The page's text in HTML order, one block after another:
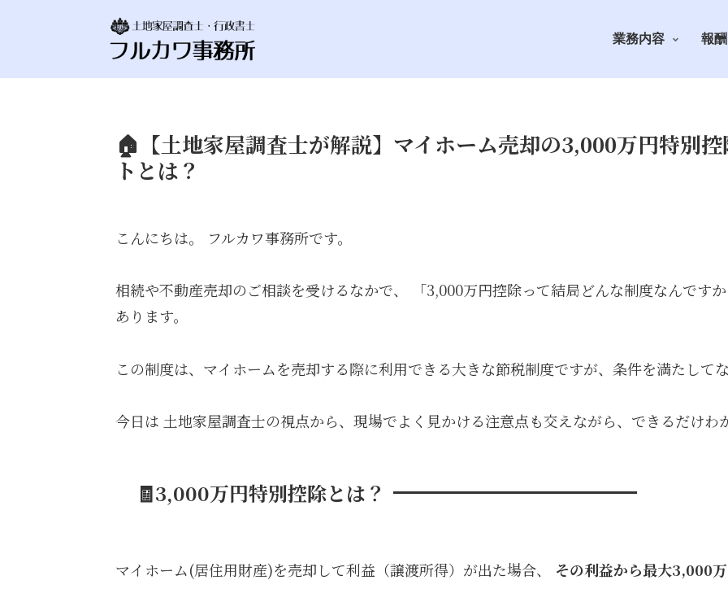
業務内容 報酬
🏠【土地家屋調査士が解説】マイホーム売却の3,000万円特別
トとは？
こんにちは。 フルカワ事務所です。
相続や不動産売却のご相談を受けるなかで、 「3,000万円控除って結局どんな制度なんです
あります。
この制度は、マイホームを売却する際に利用できる大きな節税制度ですが、条件を満たして
今日は 土地家屋調査士の視点から、現場でよく見かける注意点も交えながら、できるだけわ
🧾3,000万円特別控除とは？
マイホーム(居住用財産)を売却して利益（譲渡所得）が出た場合、 その利益から最大3,000